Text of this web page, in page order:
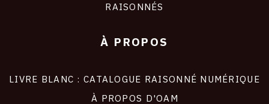
RAISONNÉS
À PROPOS
LIVRE BLANC : CATALOGUE RAISONNÉ NUMÉRIQUE
À PROPOS D'OAM